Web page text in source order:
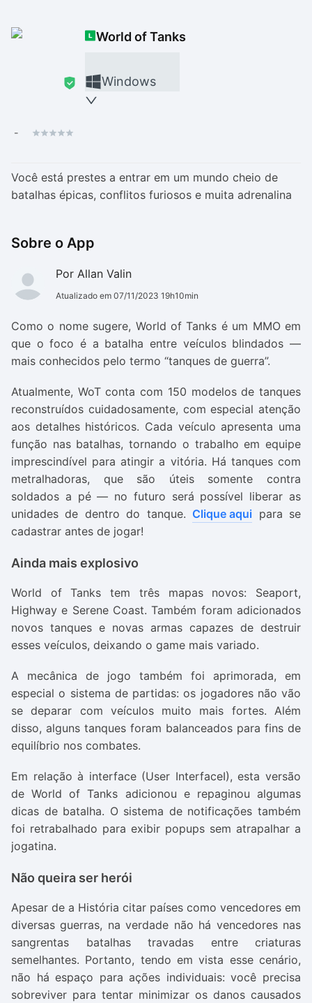
World of Tanks
Windows
-
Você está prestes a entrar em um mundo cheio de
batalhas épicas, conflitos furiosos e muita adrenalina
Sobre o App
Por Allan Valin
Atualizado em 07/11/2023 19h10min
Como o nome sugere, World of Tanks é um MMO em
que o foco é a batalha entre veículos blindados —
mais conhecidos pelo termo “tanques de guerra”.
Atualmente, WoT conta com 150 modelos de tanques
reconstruídos cuidadosamente, com especial atenção
aos detalhes históricos. Cada veículo apresenta uma
função nas batalhas, tornando o trabalho em equipe
imprescindível para atingir a vitória. Há tanques com
metralhadoras, que são úteis somente contra
soldados a pé — no futuro será possível liberar as
unidades de dentro do tanque. Clique aqui para se
cadastrar antes de jogar!
Ainda mais explosivo
World of Tanks tem três mapas novos: Seaport,
Highway e Serene Coast. Também foram adicionados
novos tanques e novas armas capazes de destruir
esses veículos, deixando o game mais variado.
A mecânica de jogo também foi aprimorada, em
especial o sistema de partidas: os jogadores não vão
se deparar com veículos muito mais fortes. Além
disso, alguns tanques foram balanceados para fins de
equilíbrio nos combates.
Em relação à interface (User InterfaceI), esta versão
de World of Tanks adicionou e repaginou algumas
dicas de batalha. O sistema de notificações também
foi retrabalhado para exibir popups sem atrapalhar a
jogatina.
Não queira ser herói
Apesar de a História citar países como vencedores em
diversas guerras, na verdade não há vencedores nas
sangrentas batalhas travadas entre criaturas
semelhantes. Portanto, tendo em vista esse cenário,
não há espaço para ações individuais: você precisa
sobreviver para tentar minimizar os danos causados